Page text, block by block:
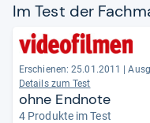
Im Test der
Erschienen: 25.01.2011
Details zum Test
ohne Endnote
4 Produkte im Test